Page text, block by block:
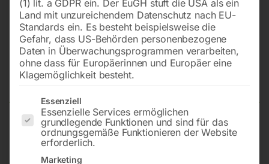
ALU-Untertopf komplett (Nr. 15-
passend für PS/S, PS/IS
(1) lit. a GDPR ein. Der EuGH stuft die USA als ein
Land mit unzureichendem Datenschutz nach EU-
Standards ein. Es besteht beispielsweise die
Gefahr, dass US-Behörden personenbezogene
Daten in Überwachungsprogrammen verarbeiten,
ohne dass für Europäerinnen und Europäer eine
Klagemöglichkeit besteht.
Es folgt eine Liste der Service-Gruppen, für die eine
Essenziell
Essenzielle Services ermöglichen
grundlegende Funktionen und sind für das
ordnungsgemäße Funktionieren der Website
erforderlich.
Marketing